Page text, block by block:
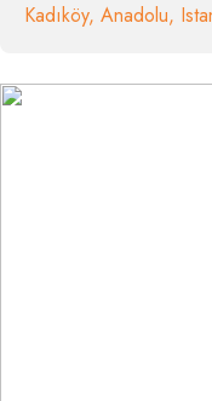
Kadıköy, Anadolu,